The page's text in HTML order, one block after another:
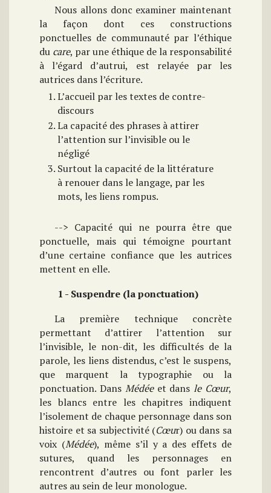
Nous allons donc examiner maintenant
la façon dont ces constructions
ponctuelles de communauté par l’éthique
du care, par une éthique de la responsabilité
à l’égard d’autrui, est relayée par les
autrices dans l’écriture.
L’accueil par les textes de contre-
discours
La capacité des phrases à attirer
l’attention sur l’invisible ou le
négligé
Surtout la capacité de la littérature
à renouer dans le langage, par les
mots, les liens rompus.
--> Capacité qui ne pourra être que
ponctuelle, mais qui témoigne pourtant
d’une certaine confiance que les autrices
mettent en elle.
1 - Suspendre (la ponctuation)
La première technique concrète
permettant d’attirer l’attention sur
l’invisible, le non-dit, les difficultés de la
parole, les liens distendus, c’est le suspens,
que marquent la typographie ou la
ponctuation. Dans Médéeet dansle Cœur,
les blancs entre les chapitres indiquent
l’isolement de chaque personnage dans son
histoire et sa subjectivité (Cœur) ou dans sa
voix (Médée), même s’il y a des effets de
sutures, quand les personnages en
rencontrent d’autres ou font parler les
autres au sein de leur monologue.